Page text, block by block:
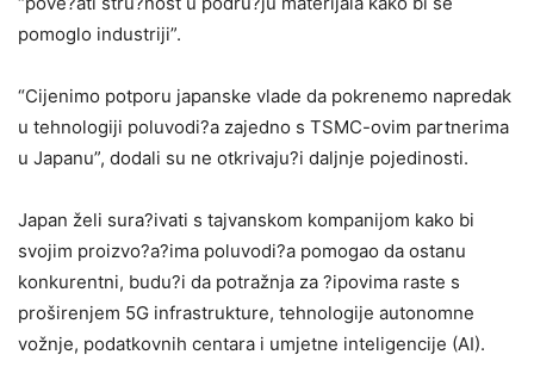
pomoglo industriji”.
“Cijenimo potporu japanske vlade da pokrenemo napredak
u tehnologiji poluvodi?a zajedno s TSMC-ovim partnerima
u Japanu”, dodali su ne otkrivaju?i daljnje pojedinosti.
Japan želi sura?ivati s tajvanskom kompanijom kako bi
svojim proizvo?a?ima poluvodi?a pomogao da ostanu
konkurentni, budu?i da potražnja za ?ipovima raste s
proširenjem 5G infrastrukture, tehnologije autonomne
vožnje, podatkovnih centara i umjetne inteligencije (AI).